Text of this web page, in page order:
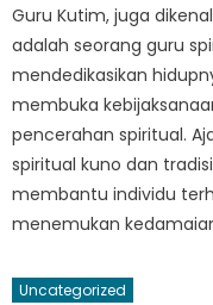
Guru Kutim, juga
adalah seorang guru
mendedikasikan
membuka
pencerahan spiritual.
spiritual kuno dan
membantu individu
menemukan
Uncategorized